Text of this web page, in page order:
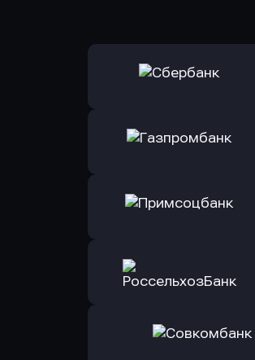
Оправить заявку
Оправить заявку
Оправить заявку
в Примсоцбанк
Оправить заявку